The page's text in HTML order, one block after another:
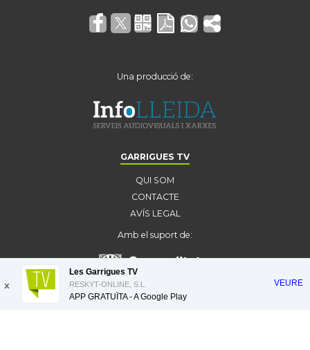
Una producció de:
GARRIGUES TV
QUI SOM
CONTACTE
AVÍS LEGAL
Amb el suport de:
x
Les Garrigues TV
RESKYT-ONLINE, S.L.
APP GRATUÏTA - AGoogle Play
VEURE